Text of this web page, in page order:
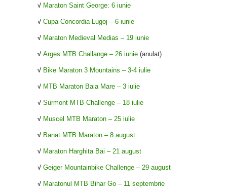
√ Maraton Saint George: 6 iunie
√ Cupa Concordia Lugoj – 6 iunie
√ Maraton Medieval Medias – 19 iunie
√ Arges MTB Challange – 26 iunie (anulat)
√ Bike Maraton 3 Mountains – 3-4 iulie
√ MTB Maraton Baia Mare – 3 iulie
√ Surmont MTB Challenge – 18 iulie
√ Muscel MTB Maraton – 25 iulie
√ Banat MTB Maraton – 8 august
√ Maraton Harghita Bai – 21 august
√ Geiger Mountainbike Challenge – 29 august
√ Maratonul MTB Bihar Go – 11 septembrie